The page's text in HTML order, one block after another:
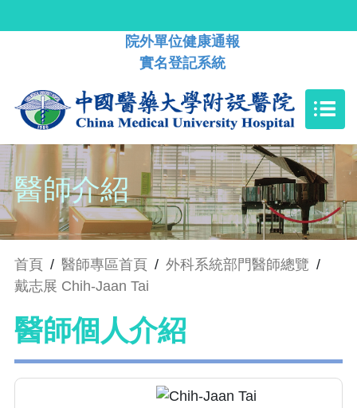
院外單位健康通報
實名登記系統
醫師介紹
首頁 / 醫師專區首頁 / 外科系統部門醫師總覽 /
戴志展 Chih-Jaan Tai
醫師個人介紹